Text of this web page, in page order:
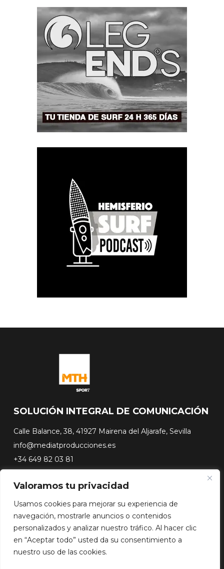
Valoramos tu privacidad
Usamos cookies para mejorar su experiencia de
navegación, mostrarle anuncios o contenidos
personalizados y analizar nuestro tráfico. Al hacer clic
en “Aceptar todo” usted da su consentimiento a
nuestro uso de las cookies.
SOLUCIÓN INTEGRAL DE COMUNICACIÓN
Calle Balance, 38, 41927 Mairena del Aljarafe, Sevilla
info@mediatproducciones.es
+34 649 82 03 81
#FLASHSURFING
#CONEXIONSURFING
A CONTRA PICO
DOCUSERIES